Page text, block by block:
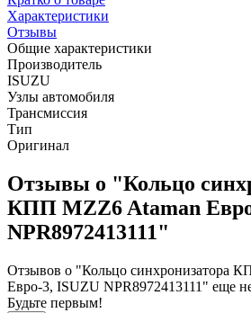
Характеристики
Отзывы
Общие характеристики
Производитель
ISUZU
Узлы автомобиля
Трансмиссия
Тип
Оригинал
Отзывы о "Кольцо
КПП MZZ6 Ataman
NPR8972413111"
Отзывов о "Кольцо синхронизатора
Евро-3, ISUZU NPR8972413111" еще
Будьте первым!